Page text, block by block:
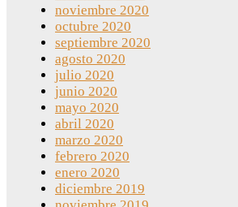
noviembre 2020
octubre 2020
septiembre 2020
agosto 2020
julio 2020
junio 2020
mayo 2020
abril 2020
marzo 2020
febrero 2020
enero 2020
diciembre 2019